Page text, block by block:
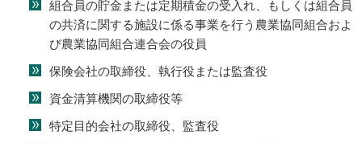
組合員の貯金または定期積金の受入れ、もしくは組合員
の共済に関する施設に係る事業を行う農業協同組合およ
び農業協同組合連合会の役員
保険会社の取締役、執行役または監査役
資金清算機関の取締役等
特定目的会社の取締役、監査役